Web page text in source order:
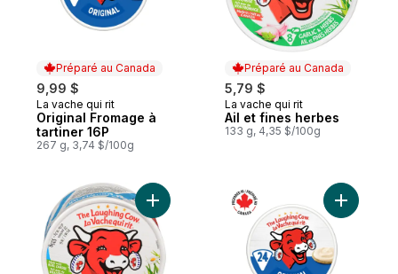
Préparé au Canada
9,99 $
Préparé au Canada
La vache qui rit
Original Fromage à
tartiner 16P
267 g, 3,74 $/100g
Préparé au Canada
5,79 $
Préparé au Canada
La vache qui rit
Ail et fines herbes
133 g, 4,35 $/100g
Ajouter Fromage léger au panierAjouter